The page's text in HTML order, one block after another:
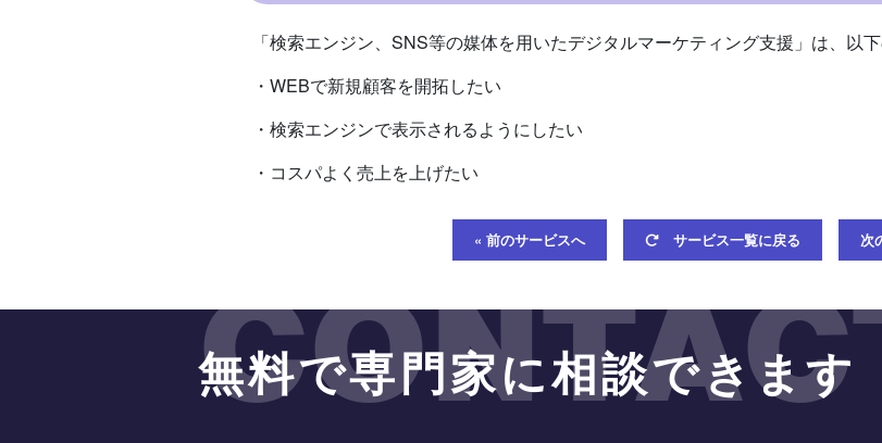
「検索エンジン、SNS等の媒体を用いたデジタルマーケティング支援」は、以下
・WEBで新規顧客を開拓したい
・検索エンジンで表示されるようにしたい
・コスパよく売上を上げたい
« 前のサービスへ サービス一覧に戻る 次
無料で専門家に相談できます